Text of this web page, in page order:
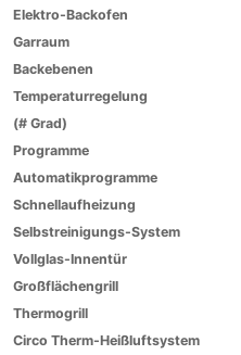
Elektro-Backofen
Garraum
Backebenen
Temperaturregelung
(# Grad)
Programme
Automatikprogramme
Schnellaufheizung
Selbstreinigungs-System
Vollglas-Innentür
Großflächengrill
Thermogrill
Circo Therm-Heißluftsystem